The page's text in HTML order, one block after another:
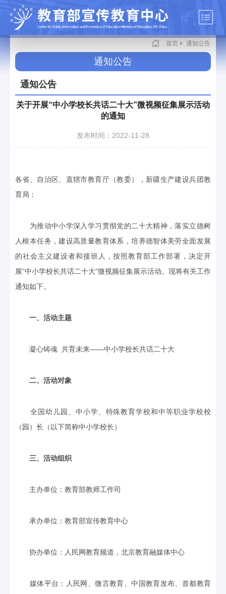
首页 通知公告
通知公告
通知公告
关于开展“中小学校长共话二十大”微视频征集展示活动
的通知
发布时间：2022-11-28
各省、自治区、直辖市教育厅（教委），新疆生产建设兵团教
育局：
为推动中小学深入学习贯彻党的二十大精神，落实立德树
人根本任务，建设高质量教育体系，培养德智体美劳全面发展
的社会主义建设者和接班人，按照教育部工作部署，决定开
展“中小学校长共话二十大”微视频征集展示活动。现将有关工作
通知如下。
一、活动主题
凝心铸魂 共育未来——中小学校长共话二十大
二、活动对象
全国幼儿园、中小学、特殊教育学校和中等职业学校校
（园）长（以下简称中小学校长）
三、活动组织
主办单位：教育部教师工作司
承办单位：教育部宣传教育中心
协办单位：人民网教育频道，北京教育融媒体中心
媒体平台：人民网、微言教育、中国教育发布、首都教育